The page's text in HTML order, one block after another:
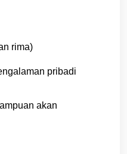
rima)
pribadi
akan